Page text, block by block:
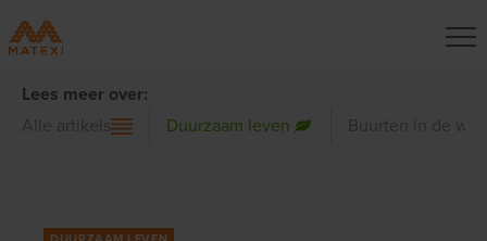
Lees meer over:
Alle artikels
Duurzaam leven Buurten in de